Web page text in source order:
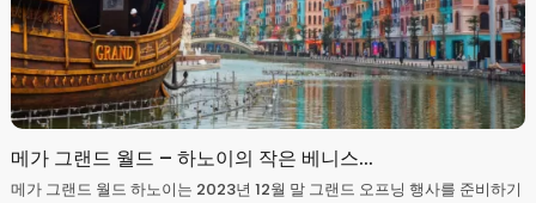
메가 그랜드 월드 – 하노이의 작은 베니스...
메가 그랜드 월드 하노이는 2023년 12월 말 그랜드 오프닝 행사를 준비하기